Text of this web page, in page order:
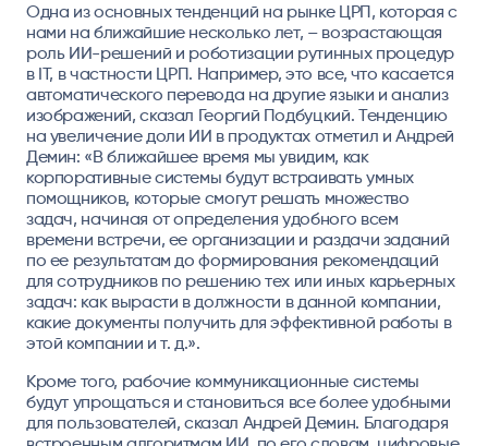
Одна из основных тенденций на рынке ЦРП, которая с
нами на ближайшие несколько лет, – возрастающая
роль ИИ-решений и роботизации рутинных процедур
в IТ, в частности ЦРП. Например, это все, что касается
автоматического перевода на другие языки и анализ
изображений, сказал Георгий Подбуцкий. Тенденцию
на увеличение доли ИИ в продуктах отметил и Андрей
Демин: «В ближайшее время мы увидим, как
корпоративные системы будут встраивать умных
помощников, которые смогут решать множество
задач, начиная от определения удобного всем
времени встречи, ее организации и раздачи заданий
по ее результатам до формирования рекомендаций
для сотрудников по решению тех или иных карьерных
задач: как вырасти в должности в данной компании,
какие документы получить для эффективной работы в
этой компании и т. д.».
Кроме того, рабочие коммуникационные системы
будут упрощаться и становиться все более удобными
для пользователей, сказал Андрей Демин. Благодаря